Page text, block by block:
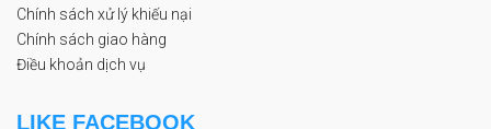
Chính sách xử lý khiếu nại
Chính sách giao hàng
Điều khoản dịch vụ
LIKE FACEBOOK